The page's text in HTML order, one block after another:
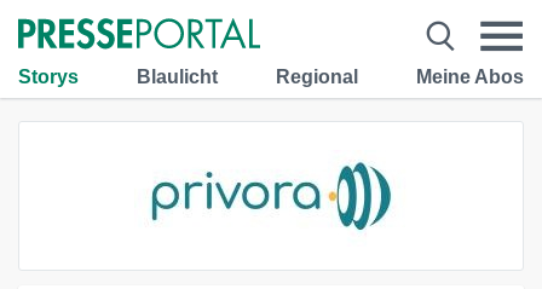
Storys Blaulicht Regional Meine Abos